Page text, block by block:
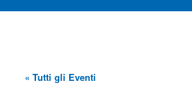
« Tutti gli Eventi